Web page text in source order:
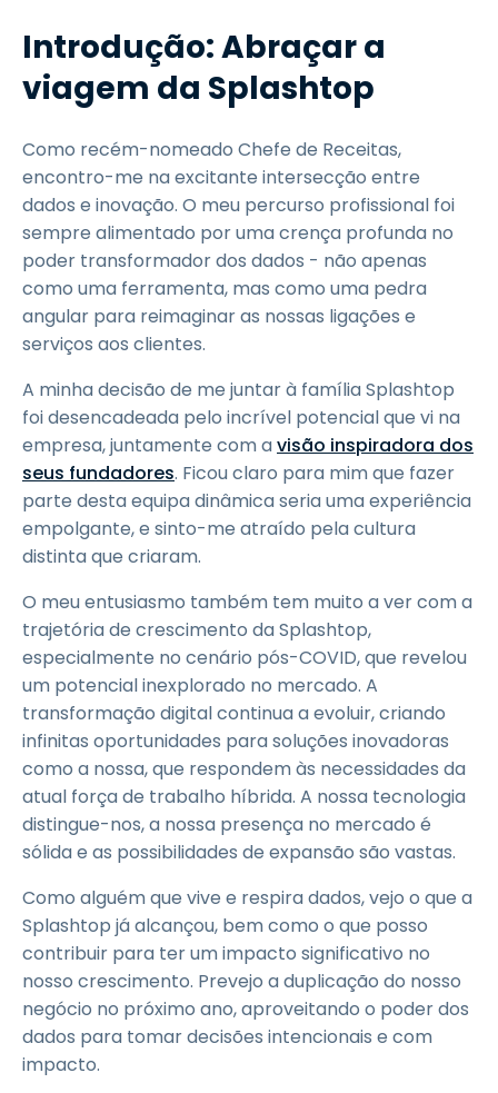
Introdução: Abraçar a
viagem da Splashtop
Como recém-nomeado Chefe de Receitas,
encontro-me na excitante intersecção entre
dados e inovação. O meu percurso profissional foi
sempre alimentado por uma crença profunda no
poder transformador dos dados - não apenas
como uma ferramenta, mas como uma pedra
angular para reimaginar as nossas ligações e
serviços aos clientes.
A minha decisão de me juntar à família Splashtop
foi desencadeada pelo incrível potencial que vi na
empresa, juntamente com avisão inspiradora dos
seus fundadores. Ficou claro para mim que fazer
parte desta equipa dinâmica seria uma experiência
empolgante, e sinto-me atraído pela cultura
distinta que criaram.
O meu entusiasmo também tem muito a ver com a
trajetória de crescimento da Splashtop,
especialmente no cenário pós-COVID, que revelou
um potencial inexplorado no mercado. A
transformação digital continua a evoluir, criando
infinitas oportunidades para soluções inovadoras
como a nossa, que respondem às necessidades da
atual força de trabalho híbrida. A nossa tecnologia
distingue-nos, a nossa presença no mercado é
sólida e as possibilidades de expansão são vastas.
Como alguém que vive e respira dados, vejo o que a
Splashtop já alcançou, bem como o que posso
contribuir para ter um impacto significativo no
nosso crescimento. Prevejo a duplicação do nosso
negócio no próximo ano, aproveitando o poder dos
dados para tomar decisões intencionais e com
impacto.